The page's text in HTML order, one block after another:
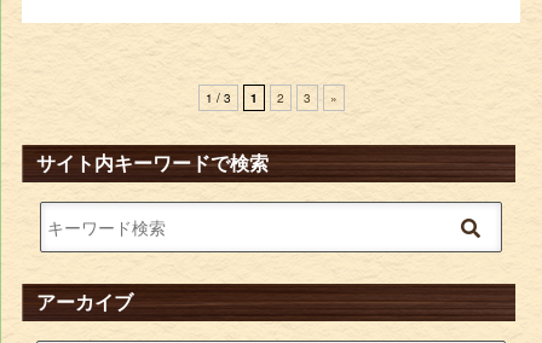
1 / 3 1 2 3 »
サイト内キーワードで検索
アーカイブ